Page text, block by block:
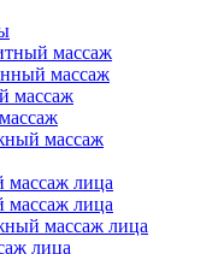
массаж
массаж
массаж
массаж
лица
массаж лица
массаж лица
лица